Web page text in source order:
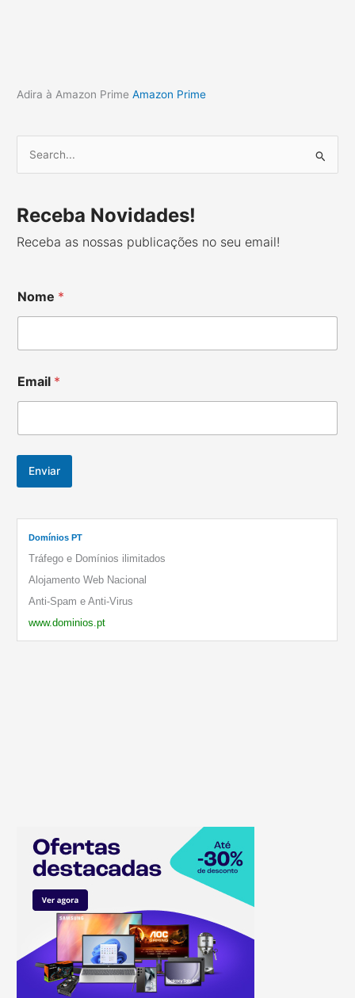
Adira à Amazon PrimeAmazon Prime
r
o
r
Receba Novidades!
Receba as nossas publicações no seu email!
Nome *
Email *
Enviar
Domínios PT
Tráfego e Domínios ilimitados
Alojamento Web Nacional
Anti-Spam e Anti-Virus
www.dominios.pt